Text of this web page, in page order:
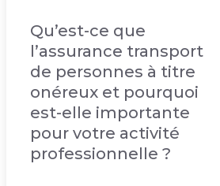
Qu’est-ce que
l’assurance transport
de personnes à titre
onéreux et pourquoi
est-elle importante
pour votre activité
professionnelle ?